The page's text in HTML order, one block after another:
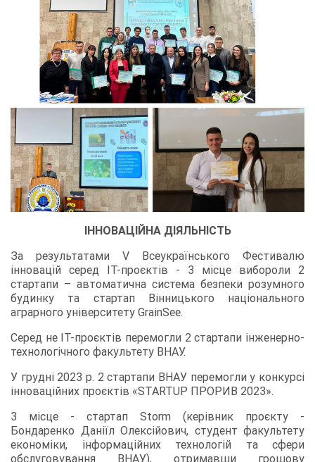
ІННОВАЦІЙНА ДІЯЛЬНІСТЬ
За результатами V Всеукраїнського Фестивалю
інновацій серед ІТ-проєктів - 3 місце вибороли 2
стартапи – автоматична система безпеки розумного
будинку та стартап Вінницького національного
аграрного університету GrainSee.
Серед не ІТ-проєктів перемогли 2 стартапи інженерно-
технологічного факультету ВНАУ.
У грудні 2023 р. 2 стартапи ВНАУ перемогли у конкурсі
інноваційних проєктів «STARTUP ПРОРИВ 2023».
3 місце - стартап Storm (керівник проєкту -
Бондаренко Даніїл Олексійович, студент факультету
економіки, інформаційних технологій та сфери
обслуговування ВНАУ), отримавши грошову